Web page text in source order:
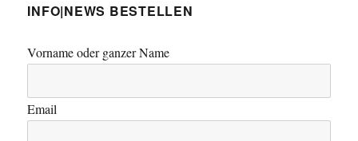
INFO|NEWS BESTELLEN
Vorname oder ganzer Name
Email